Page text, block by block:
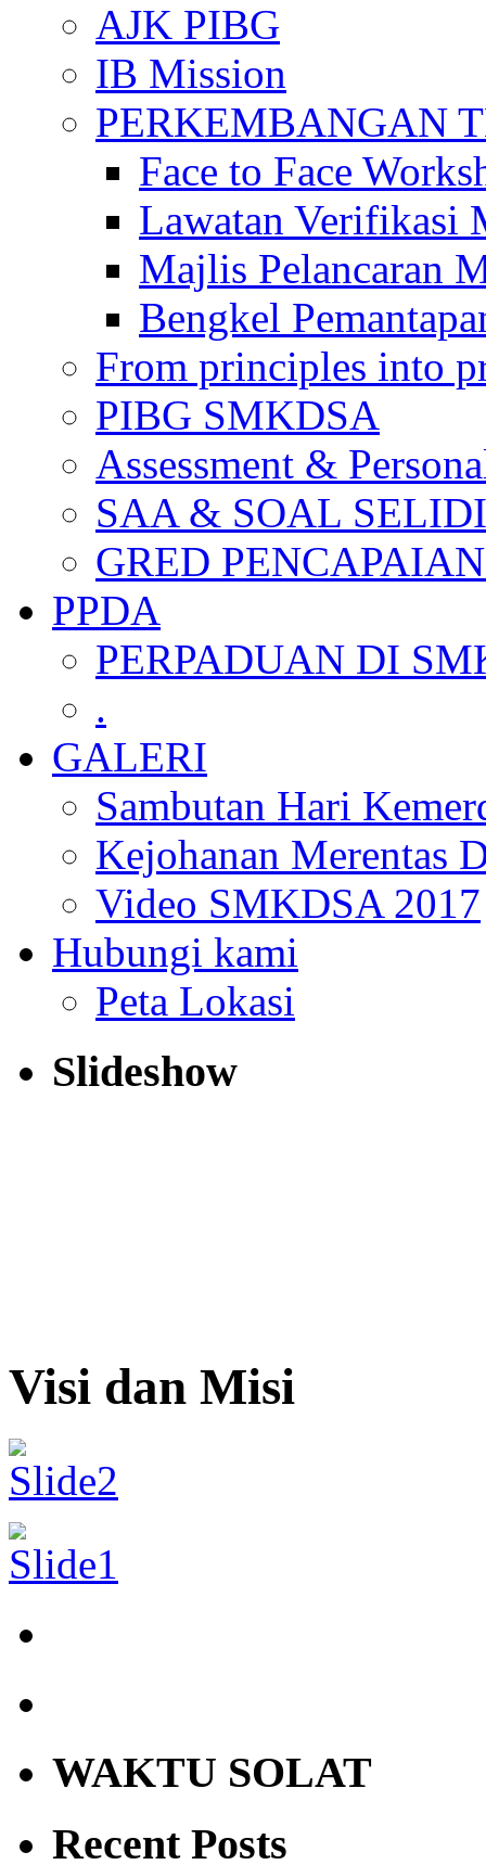
AJK PIBG
IB Mission
PERKEMBANGAN
Face to Face
Lawatan Verifikasi
Majlis Pelancaran
Bengkel
From principles into
PIBG SMKDSA
Assessment &
SAA & SOAL
GRED
PPDA
PERPADUAN DI
.
GALERI
Sambutan Hari
Kejohanan Merentas
Video SMKDSA 2017
Hubungi kami
Peta Lokasi
Slideshow
Visi dan Misi
WAKTU SOLAT
Recent Posts